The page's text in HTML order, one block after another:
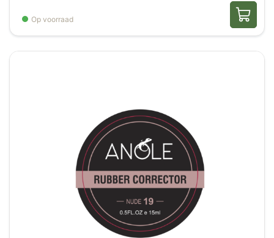
Op voorraad